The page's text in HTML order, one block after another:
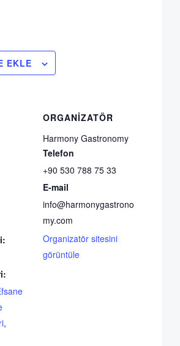
EKLE
,
ORGANIZATÖR
Harmony Gastronomy
Telefon
+90 530 788 75 33
E-mail
info@harmonygastrono
my.com
Organizatör sitesini
görüntüle